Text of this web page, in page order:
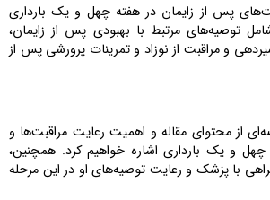
پس از زایمان در هفته چهل و یک بارداری
توصیه‌های مرتبط با بهبودی پس از زایمان،
و مراقبت از نوزاد و تمرینات پرورشی پس از
از محتوای مقاله و اهمیت رعایت مراقبت‌ها و
و یک بارداری اشاره خواهیم کرد. همچنین،
با پزشک و رعایت توصیه‌های او در این مرحله